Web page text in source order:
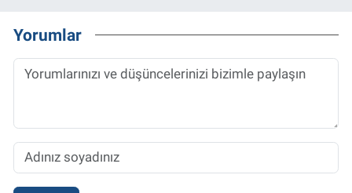
Yorumlar